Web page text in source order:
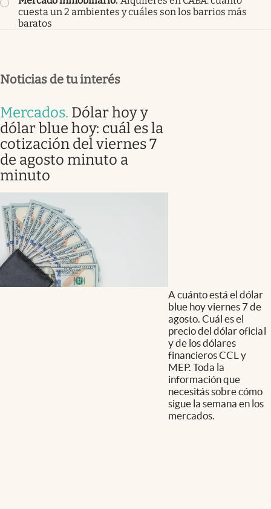
cuesta un 2 ambientes y cuáles son los barrios más
baratos
Noticias de tu interés
Mercados. Dólar hoy y
dólar blue hoy: cuál es la
cotización del viernes 7
de agosto minuto a
minuto
A cuánto está el dólar
blue hoy viernes 7 de
agosto. Cuál es el
precio del dólar oficial
y de los dólares
financieros CCL y
MEP. Toda la
información que
necesitás sobre cómo
sigue la semana en los
mercados.